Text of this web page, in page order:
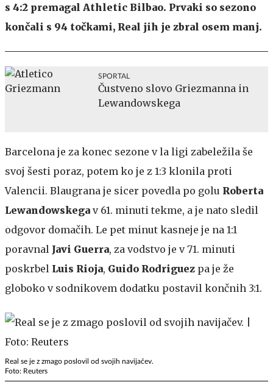
s 4:2 premagal Athletic Bilbao. Prvaki so sezono
končali s 94 točkami, Real jih je zbral osem manj.
SPORTAL
Čustveno slovo Griezmanna in
Lewandowskega
Barcelona je za konec sezone v la ligi zabeležila še
svoj šesti poraz, potem ko je z 1:3 klonila proti
Valencii. Blaugrana je sicer povedla po golu Roberta
Lewandowskega v 61. minuti tekme, a je nato sledil
odgovor domačih. Le pet minut kasneje je na 1:1
poravnal Javi Guerra, za vodstvo je v 71. minuti
poskrbel Luis Rioja, Guido Rodriguez pa je že
globoko v sodnikovem dodatku postavil končnih 3:1.
Real se je z zmago poslovil od svojih navijačev.
Foto: Reuters